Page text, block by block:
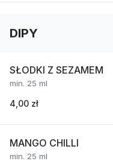
DIPY
SŁODKI Z SEZAMEM
min. 25 ml
4,00 zł
MANGO CHILLI
min. 25 ml